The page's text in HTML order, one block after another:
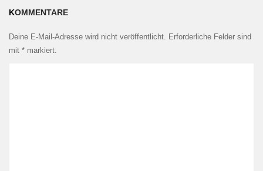
KOMMENTARE
Deine E-Mail-Adresse wird nicht veröffentlicht. Erforderliche Felder sind
mit * markiert.